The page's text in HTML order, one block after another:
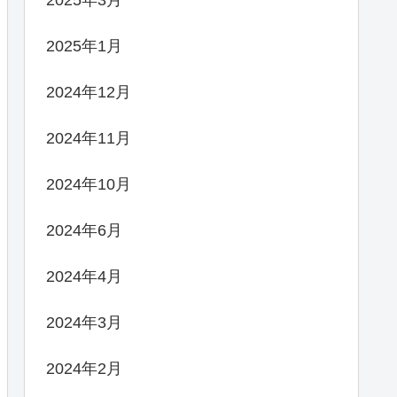
2025年1月
2024年12月
2024年11月
2024年10月
2024年6月
2024年4月
2024年3月
2024年2月